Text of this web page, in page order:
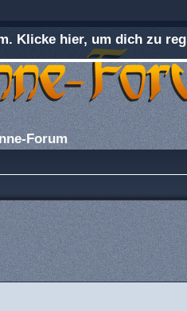
Klicke hier, um dich zu
Forum